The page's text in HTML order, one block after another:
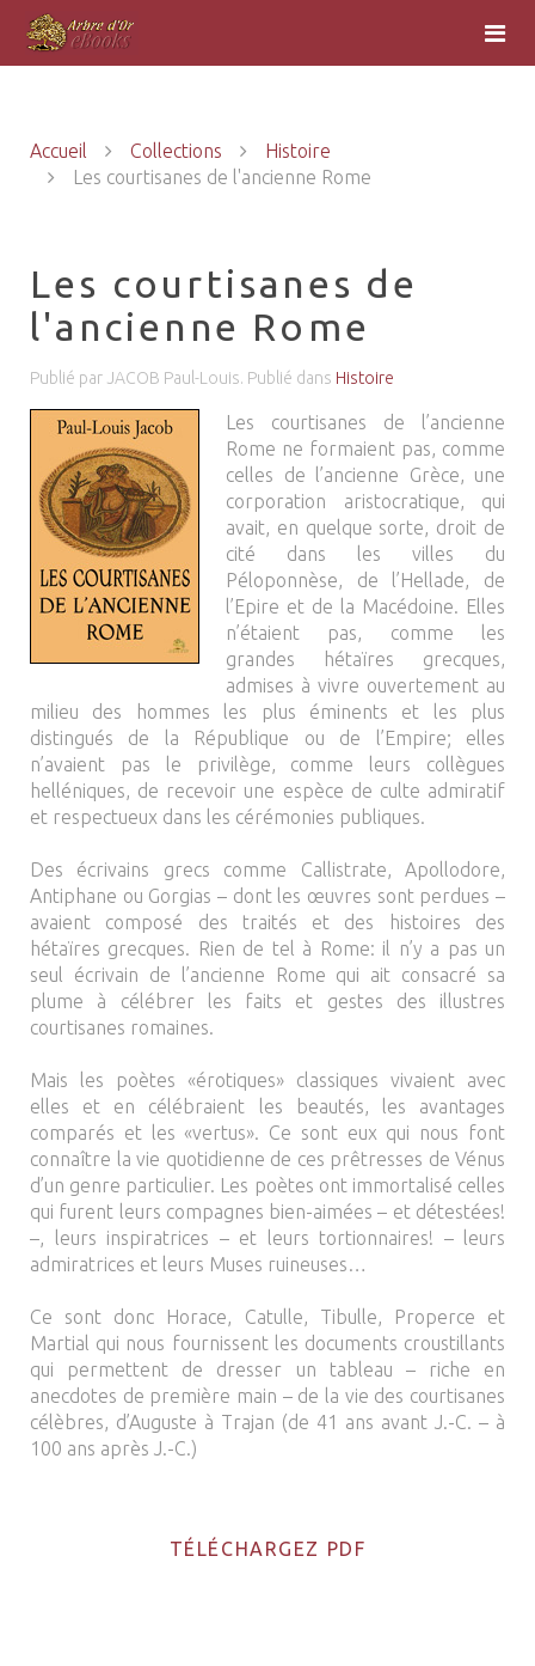
Accueil Collections
Histoire
Les courtisanes de l'ancienne Rome
Les courtisanes de
l'ancienne Rome
Publié par JACOB Paul-Louis. Publié dans Histoire
Les courtisanes de l’ancienne
Rome ne formaient pas, comme
celles de l’ancienne Grèce, une
corporation aristocratique, qui
avait, en quelque sorte, droit de
cité dans les villes du
Péloponnèse, de l’Hellade, de
l’Epire et de la Macédoine. Elles
n’étaient pas, comme les
grandes hétaïres grecques,
admises à vivre ouvertement au
milieu des hommes les plus éminents et les plus
distingués de la République ou de l’Empire; elles
n’avaient pas le privilège, comme leurs collègues
helléniques, de recevoir une espèce de culte admiratif
et respectueux dans les cérémonies publiques.
Des écrivains grecs comme Callistrate, Apollodore,
Antiphane ou Gorgias – dont les œuvres sont perdues –
avaient composé des traités et des histoires des
hétaïres grecques. Rien de tel à Rome: il n’y a pas un
seul écrivain de l’ancienne Rome qui ait consacré sa
plume à célébrer les faits et gestes des illustres
courtisanes romaines.
Mais les poètes «érotiques» classiques vivaient avec
elles et en célébraient les beautés, les avantages
comparés et les «vertus». Ce sont eux qui nous font
connaître la vie quotidienne de ces prêtresses de Vénus
d’un genre particulier. Les poètes ont immortalisé celles
qui furent leurs compagnes bien-aimées – et détestées!
–, leurs inspiratrices – et leurs tortionnaires! – leurs
admiratrices et leurs Muses ruineuses…
Ce sont donc Horace, Catulle, Tibulle, Properce et
Martial qui nous fournissent les documents croustillants
qui permettent de dresser un tableau – riche en
anecdotes de première main – de la vie des courtisanes
célèbres, d’Auguste à Trajan (de 41 ans avant J.-C. – à
100 ans après J.-C.)
TÉLÉCHARGEZ PDF